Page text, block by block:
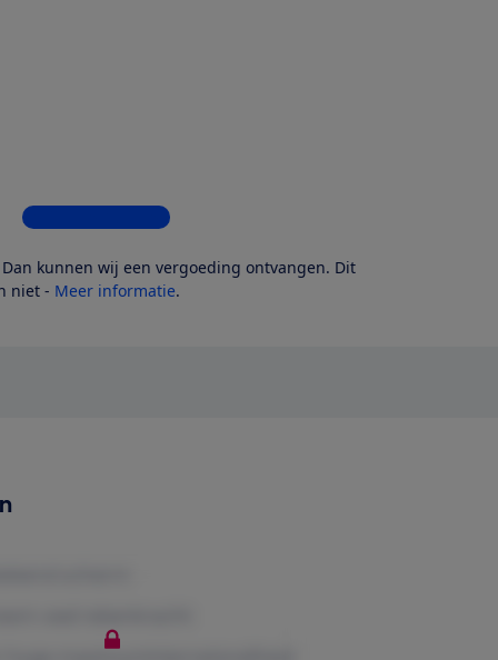
Bekijk alle 4 winkels
kunnen wij een vergoeding ontvangen. Dit
niet - Meer informatie.